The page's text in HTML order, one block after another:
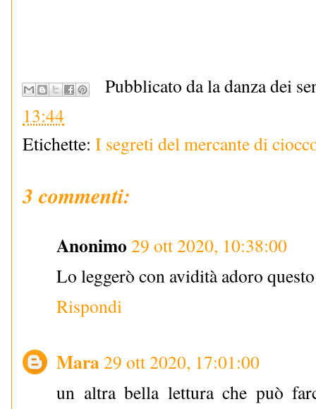
Pubblicato da la danza dei
13:44
Etichette: I segreti del mercante di
3 commenti:
Anonimo 29 ott 2020, 10:38:00
Lo leggerò con avidità adoro
Rispondi
Mara 29 ott 2020, 17:01:00
un altra bella lettura che può